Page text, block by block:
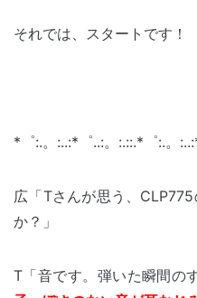
それでは、スタートです！
*゜:.。:..:*゜..:。:.::.*゜:.。
広「Tさんが思う、
か？」
T「音です。弾いた瞬間の